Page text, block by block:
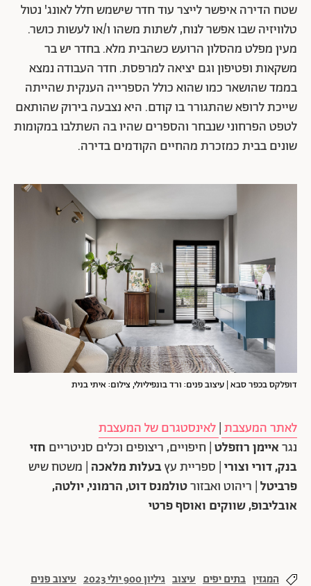
שטח הדירה איפשר לייצר עוד חדר שישמש חלל לאונג' נטול
טלוויזיה שבו אפשר לנוח, לשתות משהו ו/או לעשות כושר.
מעין מפלט מהסלון הרועש כשהבית מלא. בחדר יש בר
משקאות ופטיפון וגם יציאה למרפסת. חדר העבודה נמצא
בממד שהושאר כמו שהוא כולל הספרייה הענקית שהייתה
שייכת לרופא שהתגורר בו קודם. היא נצבעה בירוק שהותאם
לטפט הפרחוני שנבחר והספרים שהיו בה השתלבו במקומות
שונים בבית כמזכרת מהחיים הקודמים בדירה.
דופלקס בכפר סבא | עיצוב פנים: ורד בונפיליולי, צילום: איתי בנית
לאתר המעצבת|לאינסטגרם של המעצבת
נגראיימן רוזפלט| חיפויים, ריצופים וכלים סניטריים חזי
בנק, דורי וצורי| ספריית עץבעלות מלאכה | משטח שיש
פרביטל| ריהוט ואבזורטולמנס דוט, הרמוני, יולטה,
אובליבופ, שווקים ואוסף פרטי
המגזין בתים יפים עיצוב גיליון 900 יולי 2023 עיצוב פנים